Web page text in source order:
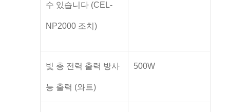
수 있습니다 (CEL-
NP2000 조치)
빛 총 전력 출력 방사
능 출력 (와트)
500W